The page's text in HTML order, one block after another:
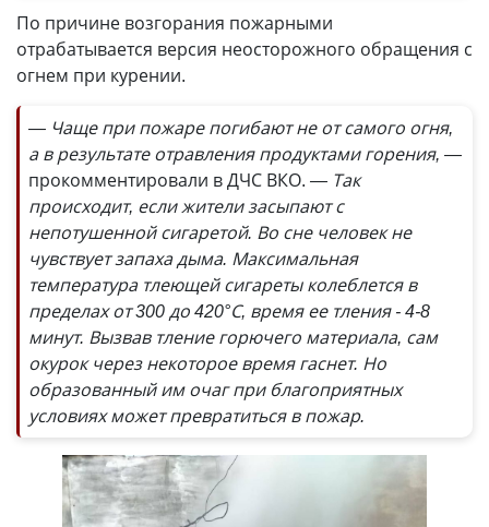
По причине возгорания пожарными
отрабатывается версия неосторожного обращения с
огнем при курении.
— Чаще при пожаре погибают не от самого огня,
а в результате отравления продуктами горения, —
прокомментировали в ДЧС ВКО. — Так
происходит, если жители засыпают с
непотушенной сигаретой. Во сне человек не
чувствует запаха дыма. Максимальная
температура тлеющей сигареты колеблется в
пределах от 300 до 420°С, время ее тления - 4-8
минут. Вызвав тление горючего материала, сам
окурок через некоторое время гаснет. Но
образованный им очаг при благоприятных
условиях может превратиться в пожар.